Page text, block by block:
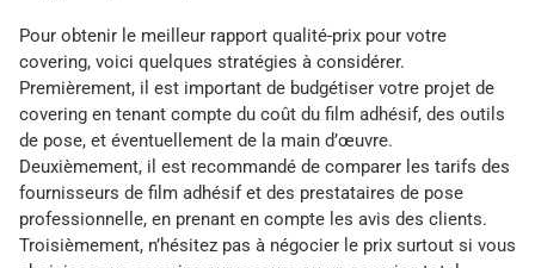
Pour obtenir le meilleur rapport qualité-prix pour votre
covering, voici quelques stratégies à considérer.
Premièrement, il est important de budgétiser votre projet de
covering en tenant compte du coût du film adhésif, des outils
de pose, et éventuellement de la main d’œuvre.
Deuxièmement, il est recommandé de comparer les tarifs des
fournisseurs de film adhésif et des prestataires de pose
professionnelle, en prenant en compte les avis des clients.
Troisièmement, n’hésitez pas à négocier le prix surtout si vous